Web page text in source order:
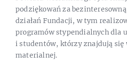
podziękowań za
działań Fundacji, w tym
programów stypendialnych dla
i studentów, którzy znajdują się
materialnej.